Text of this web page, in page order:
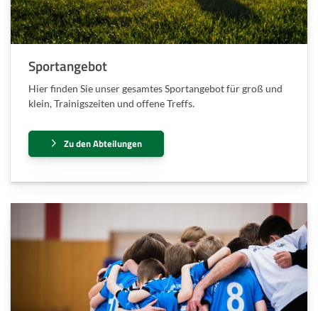
Sportangebot
Hier finden Sie unser gesamtes Sportangebot für groß und
klein, Trainigszeiten und offene Treffs.
Zu den Abteilungen